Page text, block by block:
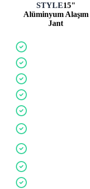
STYLE15"
Alüminyum Alaşım
Jant